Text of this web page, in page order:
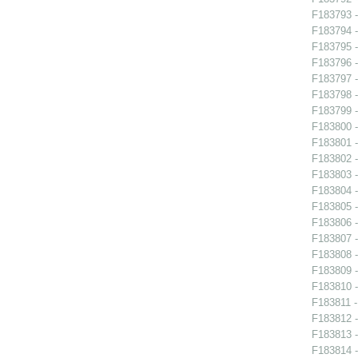
F183793
F183794
F183795
F183796
F183797
F183798
F183799
F183800
F183801
F183802
F183803
F183804
F183805
F183806
F183807
F183808
F183809
F183810
F183811
F183812
F183813
F183814